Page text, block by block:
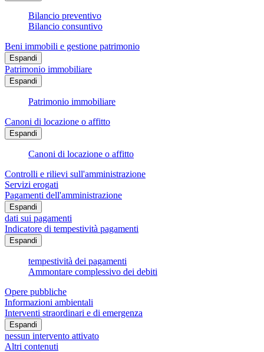
Bilancio preventivo
Bilancio consuntivo
Beni immobili e gestione patrimonio
Espandi
Patrimonio immobiliare
Espandi
Patrimonio immobiliare
Canoni di locazione o affitto
Espandi
Canoni di locazione o affitto
Controlli e rilievi sull'amministrazione
Servizi erogati
Pagamenti dell'amministrazione
Espandi
dati sui pagamenti
Indicatore di tempestività pagamenti
Espandi
tempestività dei pagamenti
Ammontare complessivo dei debiti
Opere pubbliche
Informazioni ambientali
Interventi straordinari e di emergenza
Espandi
nessun intervento attivato
Altri contenuti